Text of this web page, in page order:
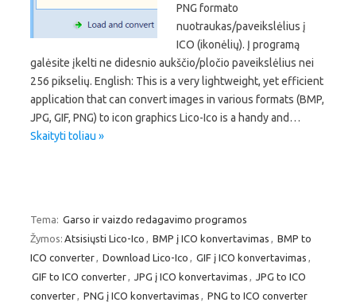
PNG formato
nuotraukas/paveikslėlius į
ICO (ikonėlių). Į programą
galėsite įkelti ne didesnio aukščio/pločio paveikslėlius nei
256 pikselių. English: This is a very lightweight, yet efficient
application that can convert images in various formats (BMP,
JPG, GIF, PNG) to icon graphics Lico-Ico is a handy and…
Skaityti toliau »
Tema: Garso ir vaizdo redagavimo programos
Žymos: Atsisiųsti Lico-Ico BMP į ICO konvertavimas
BMP to
ICO converter
Download Lico-Ico GIF į ICO konvertavimas
GIF to ICO converter
JPG į ICO konvertavimas
JPG to ICO
converter
PNG į ICO konvertavimas PNG to ICO converter